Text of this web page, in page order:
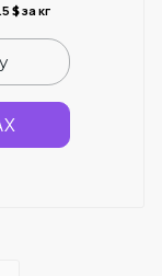
$за кг